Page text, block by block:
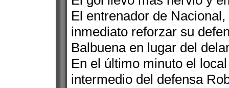
El entrenador de
inmediato reforzar su
Balbuena en lugar del
En el último minuto el
intermedio del defensa